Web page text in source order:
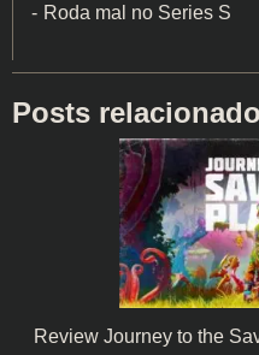
Roda mal no Series S
Posts
Review Journey to the